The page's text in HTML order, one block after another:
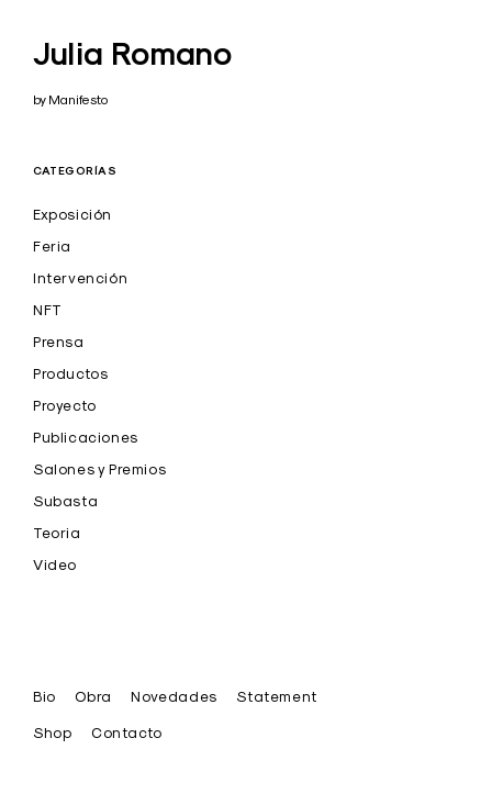
Julia Romano
by Manifesto
CATEGORÍAS
Exposición
Feria
Intervención
NFT
Prensa
Productos
Proyecto
Publicaciones
Salones y Premios
Subasta
Teoria
Video
Bio Obra Novedades Statement
Shop Contacto